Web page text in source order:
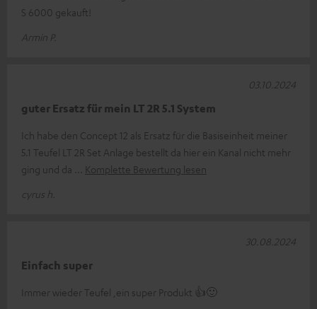
S 6000 gekauft!
Armin P.
guter Ersatz für mein LT 2R 5.1 System
Ich habe den Concept 12 als Ersatz für die Basiseinheit meiner
5.1 Teufel LT 2R Set Anlage bestellt da hier ein Kanal nicht mehr
ging und da
Komplette Bewertung lesen
cyrus h.
03.10.2024
Einfach super
Immer wieder Teufel ,ein super Produkt 👍🙂
30.08.2024